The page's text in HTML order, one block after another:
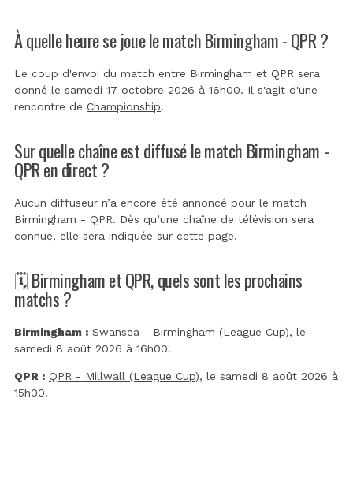
À quelle heure se joue le match Birmingham - QPR ?
Le coup d'envoi du match entre Birmingham et QPR sera
donné le samedi 17 octobre 2026 à 16h00. Il s'agit d'une
rencontre de Championship.
Sur quelle chaîne est diffusé le match Birmingham -
QPR en direct ?
Aucun diffuseur n’a encore été annoncé pour le match
Birmingham - QPR. Dès qu’une chaîne de télévision sera
connue, elle sera indiquée sur cette page.
🗓️ Birmingham et QPR, quels sont les prochains
matchs ?
Birmingham : Swansea - Birmingham (League Cup), le
samedi 8 août 2026 à 16h00.
QPR : QPR - Millwall (League Cup), le samedi 8 août 2026 à
15h00.